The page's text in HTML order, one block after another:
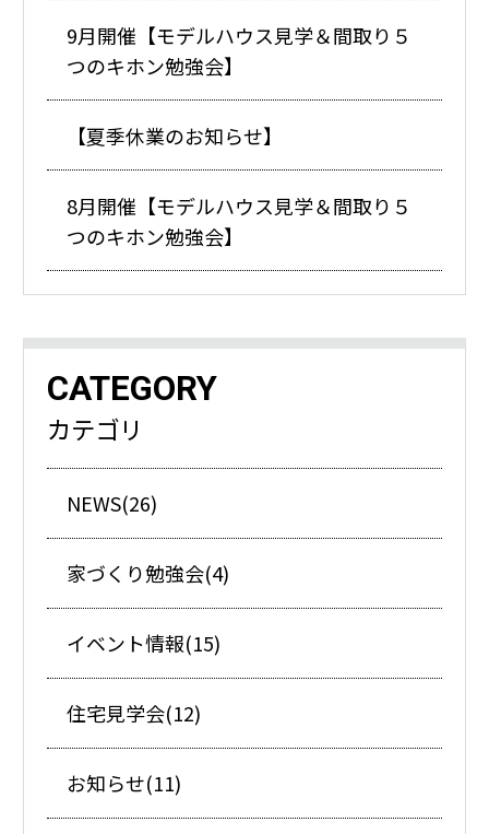
9月開催【モデルハウス見学＆間取り５
つのキホン勉強会】
【夏季休業のお知らせ】
8月開催【モデルハウス見学＆間取り５
つのキホン勉強会】
CATEGORY
カテゴリ
NEWS(26)
家づくり勉強会(4)
イベント情報(15)
住宅見学会(12)
お知らせ(11)